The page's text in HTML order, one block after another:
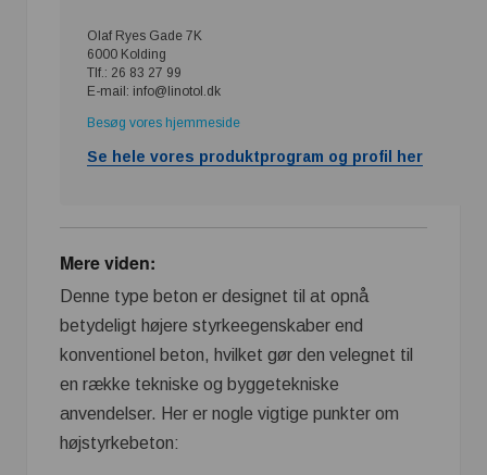
Olaf Ryes Gade 7K
6000 Kolding
Tlf.: 26 83 27 99
E-mail: info@linotol.dk
Besøg vores hjemmeside
Se hele vores produktprogram og profil her
Mere viden:
Denne type beton er designet til at opnå
betydeligt højere styrkeegenskaber end
konventionel beton, hvilket gør den velegnet til
en række tekniske og byggetekniske
anvendelser. Her er nogle vigtige punkter om
højstyrkebeton: